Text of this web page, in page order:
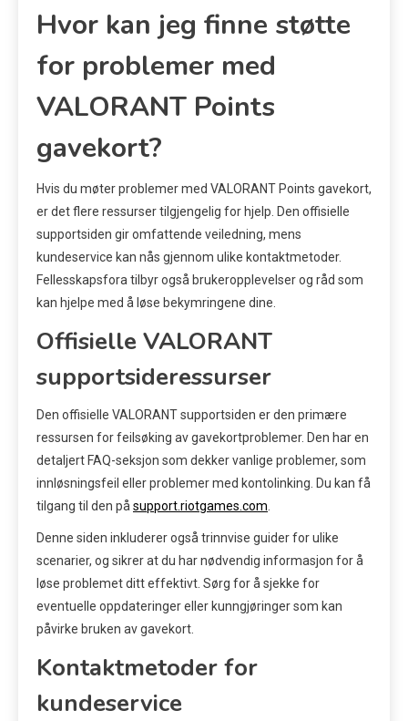
Hvor kan jeg finne støtte
for problemer med
VALORANT Points
gavekort?
Hvis du møter problemer med VALORANT Points gavekort,
er det flere ressurser tilgjengelig for hjelp. Den offisielle
supportsiden gir omfattende veiledning, mens
kundeservice kan nås gjennom ulike kontaktmetoder.
Fellesskapsfora tilbyr også brukeropplevelser og råd som
kan hjelpe med å løse bekymringene dine.
Offisielle VALORANT
supportsideressurser
Den offisielle VALORANT supportsiden er den primære
ressursen for feilsøking av gavekortproblemer. Den har en
detaljert FAQ-seksjon som dekker vanlige problemer, som
innløsningsfeil eller problemer med kontolinking. Du kan få
tilgang til den påsupport.riotgames.com.
Denne siden inkluderer også trinnvise guider for ulike
scenarier, og sikrer at du har nødvendig informasjon for å
løse problemet ditt effektivt. Sørg for å sjekke for
eventuelle oppdateringer eller kunngjøringer som kan
påvirke bruken av gavekort.
Kontaktmetoder for
kundeservice